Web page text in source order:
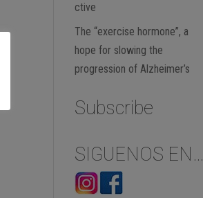
ctive
The “exercise hormone”, a
hope for slowing the
progression of Alzheimer’s
Subscribe
SIGUENOS EN…